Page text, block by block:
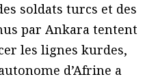
soldats turcs et des
par Ankara tentent
les lignes kurdes,
d’Afrine a